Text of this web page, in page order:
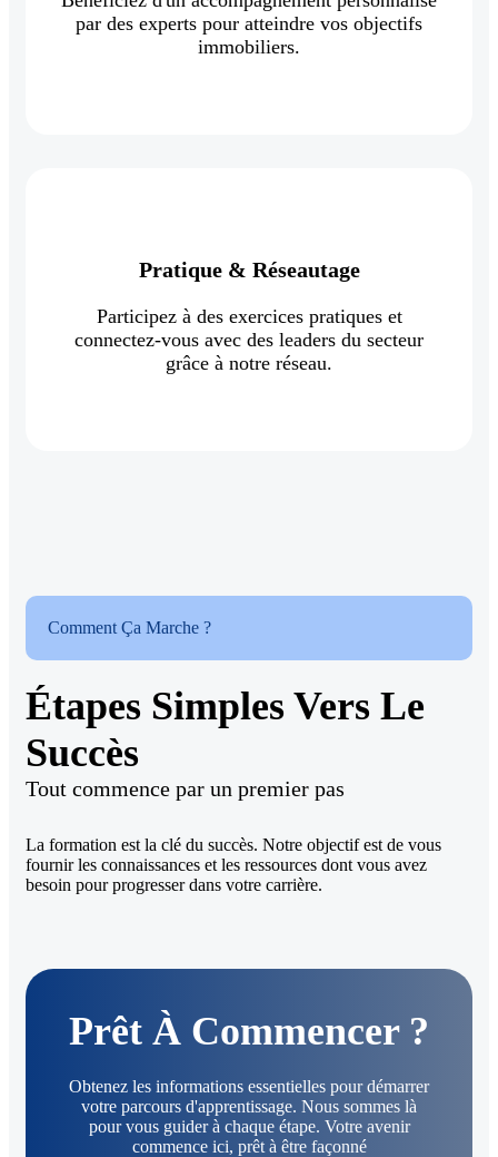
par des experts pour atteindre vos objectifs
immobiliers.
Pratique & Réseautage
Participez à des exercices pratiques et
connectez-vous avec des leaders du secteur
grâce à notre réseau.
Comment Ça Marche ?
Étapes Simples Vers Le
Succès
Tout commence par un premier pas
La formation est la clé du succès. Notre objectif est de vous
fournir les connaissances et les ressources dont vous avez
besoin pour progresser dans votre carrière.
Prêt À Commencer ?
Obtenez les informations essentielles pour démarrer
votre parcours d'apprentissage. Nous sommes là
pour vous guider à chaque étape. Votre avenir
commence ici, prêt à être façonné